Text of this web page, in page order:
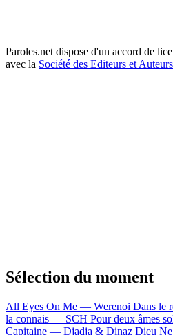
Paroles.net dispose d'un accord de
avec la Société des Editeurs et
Sélection du moment
All Eyes On Me — Werenoi Dans le
la connais — SCH Pour deux âmes
Capitaine — Djadja & Dinaz Dieu